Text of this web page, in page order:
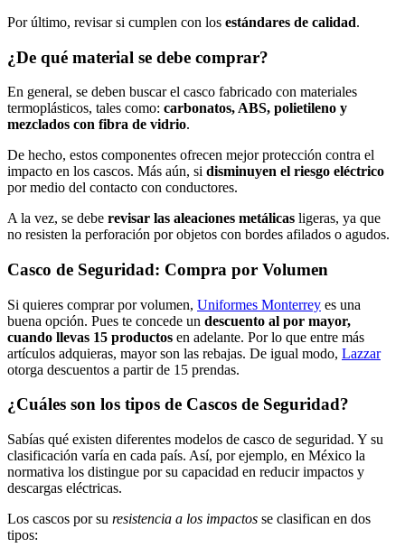
Por último, revisar si cumplen con los estándares de calidad.
¿De qué material se debe comprar?
En general, se deben buscar el casco fabricado con materiales
termoplásticos, tales como: carbonatos, ABS, polietileno y
mezclados con fibra de vidrio.
De hecho, estos componentes ofrecen mejor protección contra el
impacto en los cascos. Más aún, si disminuyen el riesgo eléctrico
por medio del contacto con conductores.
A la vez, se debe revisar las aleaciones metálicas ligeras, ya que
no resisten la perforación por objetos con bordes afilados o agudos.
Casco de Seguridad: Compra por Volumen
Si quieres comprar por volumen, Uniformes Monterrey es una
buena opción. Pues te concede un descuento al por mayor,
cuando llevas 15 productos en adelante. Por lo que entre más
artículos adquieras, mayor son las rebajas. De igual modo, Lazzar
otorga descuentos a partir de 15 prendas.
¿Cuáles son los tipos de Cascos de Seguridad?
Sabías qué existen diferentes modelos de casco de seguridad. Y su
clasificación varía en cada país. Así, por ejemplo, en México la
normativa los distingue por su capacidad en reducir impactos y
descargas eléctricas.
Los cascos por su resistencia a los impactos se clasifican en dos
tipos: